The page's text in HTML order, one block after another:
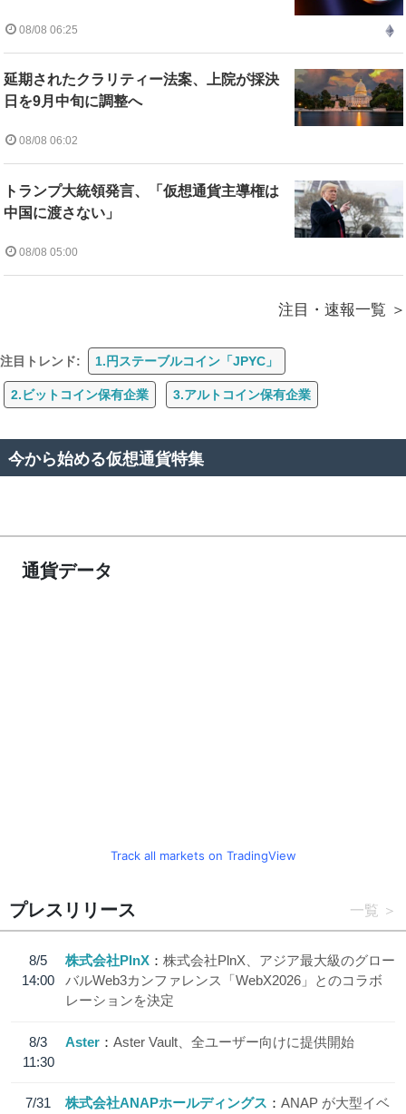
08/08 06:25
延期されたクラリティー法案、上院が採決
日を9月中旬に調整へ
08/08 06:02
トランプ大統領発言、「仮想通貨主導権は
中国に渡さない」
08/08 05:00
注目・速報一覧
注目トレンド: 1.円ステーブルコイン「JPYC」
2.ビットコイン保有企業 3.アルトコイン保有企業
今から始める仮想通貨特集
通貨データ
Track all markets on TradingView
プレスリリース 一覧
8/5
14:00
株式会社PlnX
株式会社PlnX、アジア最大級のグロー
バルWeb3カンファレンス「WebX2026」とのコラボ
レーションを決定
8/3
11:30
Aster Aster Vault、全ユーザー向けに提供開始
7/31
株式会社ANAPホールディングス
ANAP が大型イベ